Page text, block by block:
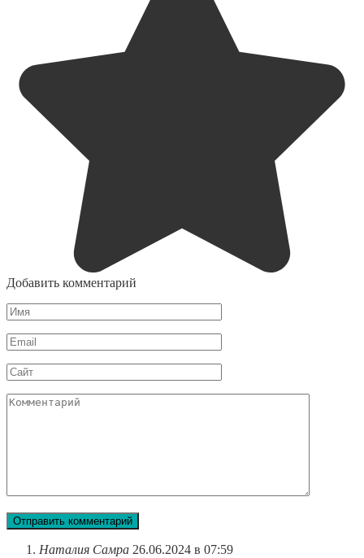
Добавить комментарий
Имя
Email
Сайт
Комментарий
Наталия Самра 26.06.2024 в 07:59